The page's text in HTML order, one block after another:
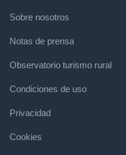
Sobre nosotros
Notas de prensa
Observatorio turismo rural
Condiciones de uso
Privacidad
Cookies